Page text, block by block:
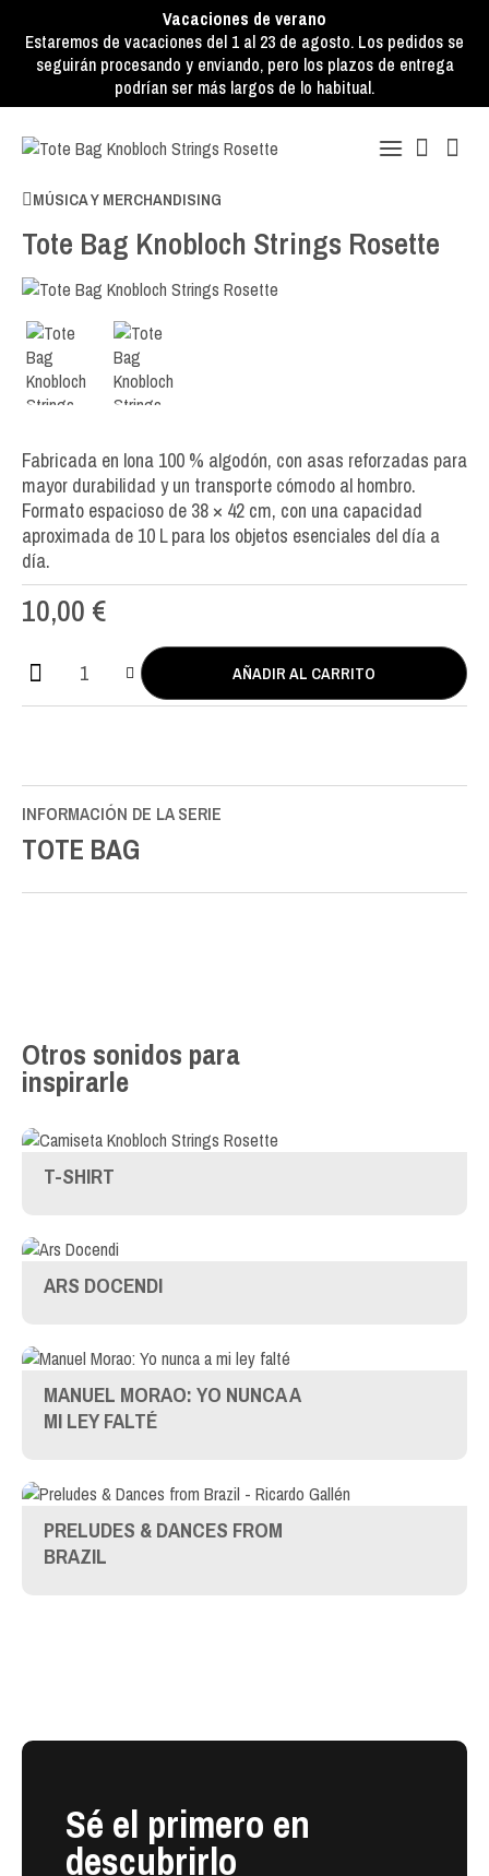
Vacaciones de verano
Estaremos de vacaciones del 1 al 23 de agosto. Los pedidos se
seguirán procesando y enviando, pero los plazos de entrega
podrían ser más largos de lo habitual.
MÚSICA Y MERCHANDISING
Tote Bag Knobloch Strings Rosette
Fabricada en lona 100 % algodón, con asas reforzadas para
mayor durabilidad y un transporte cómodo al hombro.
Formato espacioso de 38 × 42 cm, con una capacidad
aproximada de 10 L para los objetos esenciales del día a
día.
10,00 €
Tote
Bag
Rosette
cantidad
AÑADIR AL CARRITO
INFORMACIÓN DE LA SERIE
TOTE BAG
Otros sonidos para
inspirarle
T-SHIRT
ARS DOCENDI
MANUEL MORAO: YO NUNCA A
MI LEY FALTÉ
PRELUDES & DANCES FROM
BRAZIL
Sé el primero en
descubrirlo